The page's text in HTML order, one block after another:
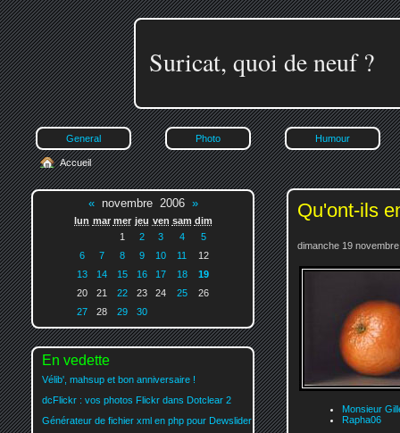
Suricat, quoi de neuf ?
General Photo Humour
Qu'ont-ils
dimanche 19
Monsieur
Rapha06
Accueil
«novembre 2006 »
lun mar mer jeu ven sam dim
1
2 3 4
5
6
7 8 9 10 11
12
13
14 15 16 17 18
19
20
21 22 23 24 25
26
27
28 29 30
En vedette
Vélib', mahsup et bon anniversaire !
dcFlickr : vos photos Flickr dans Dotclear 2
Générateur de fichier xml en php pour Dewslider